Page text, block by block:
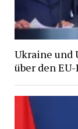
Ukraine und
über den